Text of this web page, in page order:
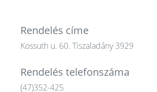
Rendelés címe
Kossuth u. 60. Tiszaladány 3929
Rendelés telefonszáma
(47)352-425